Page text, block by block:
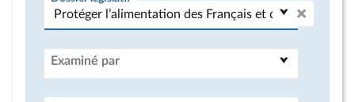
Examiné par